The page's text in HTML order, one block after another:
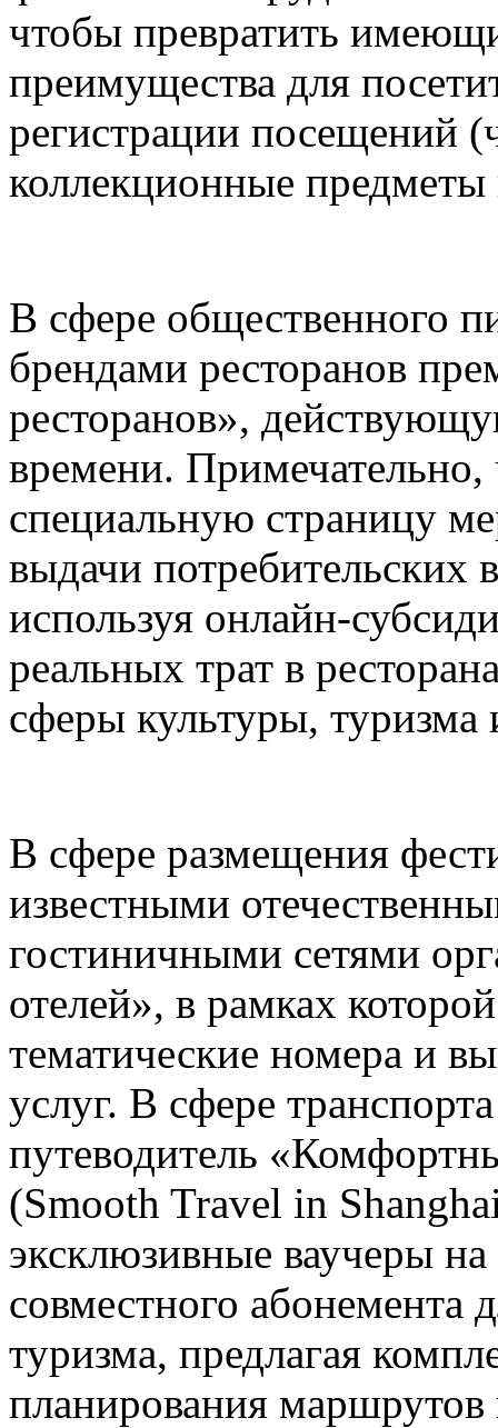
чтобы превратить
преимущества для
регистрации посещений
коллекционные
В сфере общественного
брендами ресторанов
ресторанов»,
времени. Примечательно,
специальную страницу
выдачи потребительских
используя онлайн-
реальных трат в
сферы культуры, туризма
В сфере размещения
известными
гостиничными сетями
отелей», в рамках
тематические номера и
услуг. В сфере
путеводитель
(Smooth Travel in
эксклюзивные ваучеры
совместного абонемента
туризма, предлагая
планирования маршрутов